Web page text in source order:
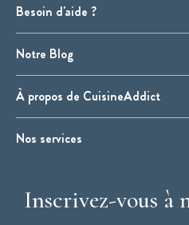
Besoin d'aide ?
Notre Blog
À propos de CuisineAddict
Nos services
Inscrivez-vous à